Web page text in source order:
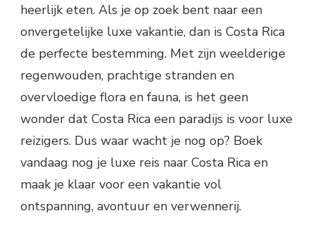
heerlijk eten. Als je op zoek bent naar een
onvergetelijke luxe vakantie, dan is Costa Rica
de perfecte bestemming. Met zijn weelderige
regenwouden, prachtige stranden en
overvloedige flora en fauna, is het geen
wonder dat Costa Rica een paradijs is voor luxe
reizigers. Dus waar wacht je nog op? Boek
vandaag nog je luxe reis naar Costa Rica en
maak je klaar voor een vakantie vol
ontspanning, avontuur en verwennerij.